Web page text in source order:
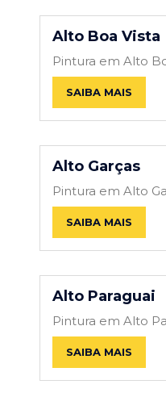
Alto Boa Vista
Pintura em Alto
SAIBA MAIS
Alto Garças
Pintura em Alto
SAIBA MAIS
Alto Paraguai
Pintura em Alto
SAIBA MAIS